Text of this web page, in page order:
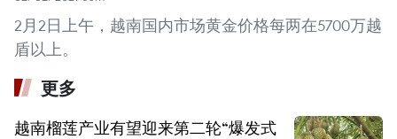
2月2日上午，越南国内市场黄金价格每两在5700万越
盾以上。
更多
越南榴莲产业有望迎来第二轮“爆发式